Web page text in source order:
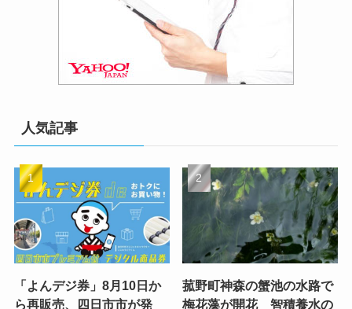
人気記事
「よんデジ券」8月10日か
ら再販売、四日市市が発
菰野町神森の蟹池の水路で
梅花藻が開花 智積養水の